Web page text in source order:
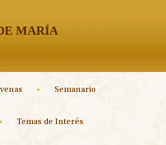
MARÍA
Semanario
Temas de Interés